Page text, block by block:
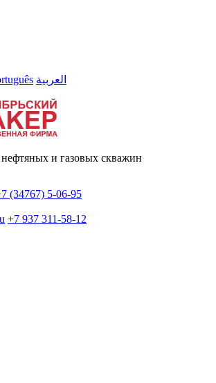
العربية
и газовых скважин
(34767) 5-06-95
+7 937 311-58-12